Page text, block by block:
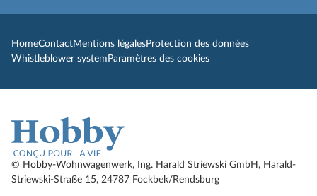
HomeContactMentions légalesProtection des données
Whistleblower system Paramètres des cookies
© Hobby-Wohnwagenwerk, Ing. Harald Striewski GmbH, Harald-
Striewski-Straße 15, 24787 Fockbek/Rendsburg